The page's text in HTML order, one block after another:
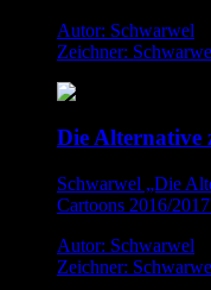
Autor: Schwarwel
Zeichner:
Die Alternative
Schwarwel „Die
Cartoons 2016/
Autor: Schwarwel
Zeichner: